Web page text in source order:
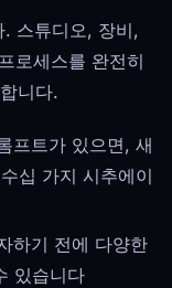
스튜디오, 장비,
로세스를 완전히
니다.
프트가 있으면, 새
십 가지 시추에이
하기 전에 다양한
있습니다